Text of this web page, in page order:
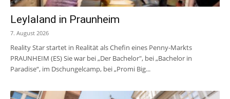
Leylaland in Praunheim
7. August 2026
Reality Star startet in Realität als Chefin eines Penny-Markts
PRAUNHEIM (ES) Sie war bei „Der Bachelor", bei „Bachelor in
Paradise“, im Dschungelcamp, bei „Promi Big...